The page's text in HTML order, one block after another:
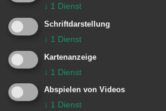
© Stadt Aalen, 23.04.2019
Unsere Anschrift
↓ 1 Dienst
Schriftdarstellung
↓ 1 Dienst
Kartenanzeige
↓ 1 Dienst
Abspielen von Videos
↓ 1 Dienst